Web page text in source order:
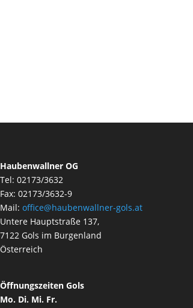
Haubenwallner OG
Tel: 02173/3632
Fax: 02173/3632-9
Mail: office@haubenwallner-gols.at
Untere Hauptstraße 137,
7122 Gols im Burgenland
Österreich
Öffnungszeiten Gols
Mo. Di. Mi. Fr.